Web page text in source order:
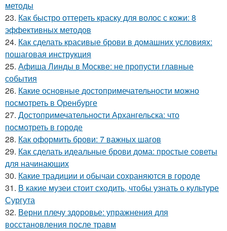
методы
23. Как быстро оттереть краску для волос с кожи: 8
эффективных методов
24. Как сделать красивые брови в домашних условиях:
пошаговая инструкция
25. Афиша Линды в Москве: не пропусти главные
события
26. Какие основные достопримечательности можно
посмотреть в Оренбурге
27. Достопримечательности Архангельска: что
посмотреть в городе
28. Как оформить брови: 7 важных шагов
29. Как сделать идеальные брови дома: простые советы
для начинающих
30. Какие традиции и обычаи сохраняются в городе
31. В какие музеи стоит сходить, чтобы узнать о культуре
Сургута
32. Верни плечу здоровье: упражнения для
восстановления после травм